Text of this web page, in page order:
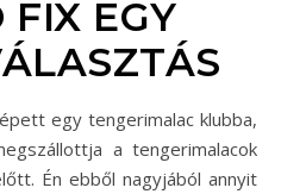
EGY
a tengerimalacok
Én ebből nagyjából annyit